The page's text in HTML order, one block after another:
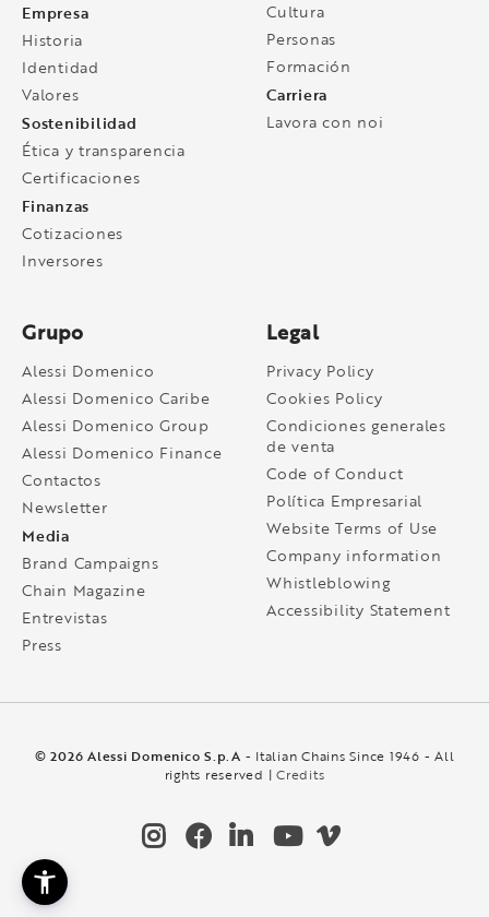
Empresa
Historia
Identidad
Valores
Sostenibilidad
Ética y transparencia
Certificaciones
Finanzas
Cotizaciones
Inversores
Cultura
Personas
Formación
Carriera
Lavora con noi
Grupo
Alessi Domenico
Alessi Domenico Caribe
Alessi Domenico Group
Alessi Domenico Finance
Contactos
Newsletter
Media
Brand Campaigns
Chain Magazine
Entrevistas
Press
Legal
Privacy Policy
Cookies Policy
Condiciones generales
de venta
Code of Conduct
Política Empresarial
Website Terms of Use
Company information
Whistleblowing
Accessibility Statement
© 2026 Alessi Domenico S.p.A - Italian Chains Since 1946 - All
rights reserved |Credits